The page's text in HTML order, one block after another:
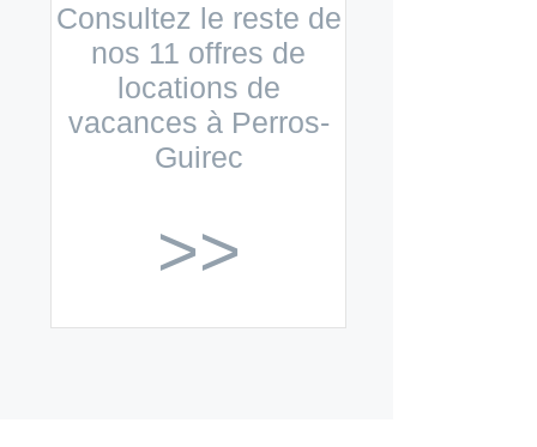
Consultez le reste de
nos 11 offres de
locations de
vacances à Perros-
Guirec
>>